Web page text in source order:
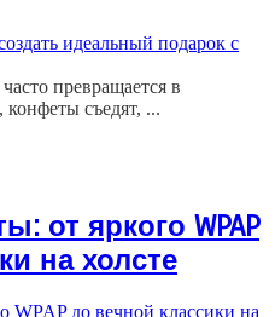
превращается в
съедят, ...
от яркого WPAP
на холсте